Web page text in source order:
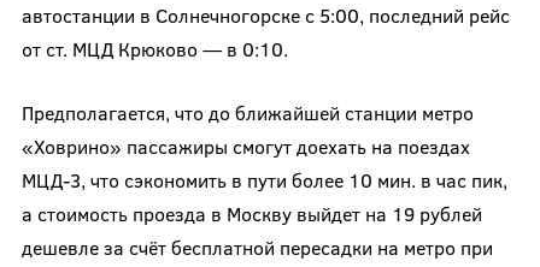
автостанции в Солнечногорске с 5:00, последний рейс
от ст. МЦД Крюково — в 0:10.
Предполагается, что до ближайшей станции метро
«Ховрино» пассажиры смогут доехать на поездах
МЦД-3, что сэкономить в пути более 10 мин. в час пик,
а стоимость проезда в Москву выйдет на 19 рублей
дешевле за счёт бесплатной пересадки на метро при